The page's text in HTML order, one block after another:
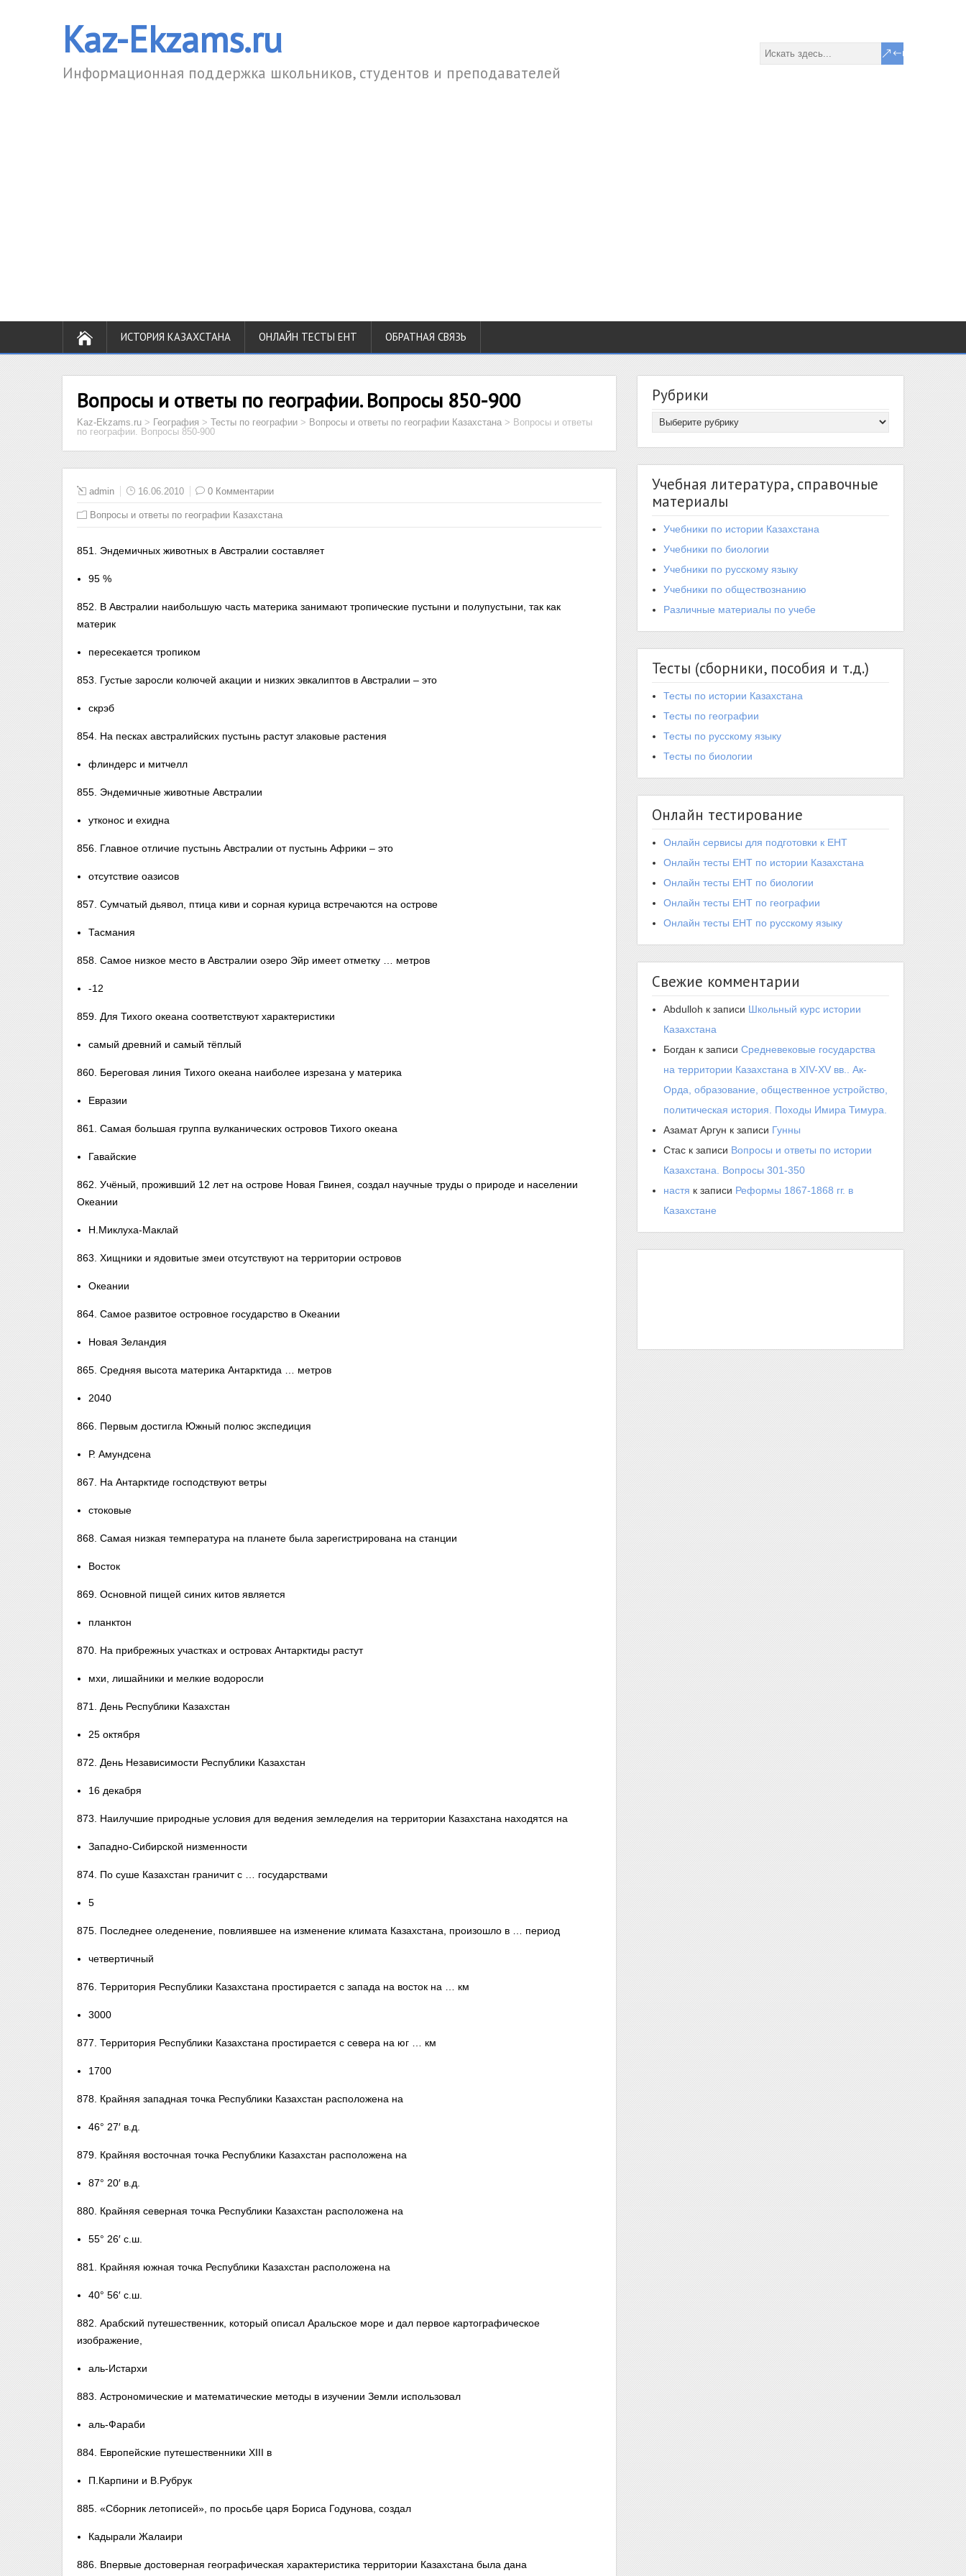
Kaz-Ekzams.ru
Информационная поддержка школьников, студентов и преподавателей
ИСТОРИЯ КАЗАХСТАНА ОНЛАЙН ТЕСТЫ ЕНТ ОБРАТНАЯ СВЯЗЬ
Вопросы и ответы по географии. Вопросы 850-900
Kaz-Ekzams.ru > География > Тесты по географии > Вопросы и ответы по географии Казахстана > Вопросы и ответы
по географии. Вопросы 850-900
admin 16.06.2010 0 Комментарии
Вопросы и ответы по географии Казахстана
851. Эндемичных животных в Австралии составляет
95 %
852. В Австралии наибольшую часть материка занимают тропические пустыни и полупустыни, так как
материк
пересекается тропиком
853. Густые заросли колючей акации и низких эвкалиптов в Австралии – это
скрэб
854. На песках австралийских пустынь растут злаковые растения
флиндерс и митчелл
855. Эндемичные животные Австралии
утконос и ехидна
856. Главное отличие пустынь Австралии от пустынь Африки – это
отсутствие оазисов
857. Сумчатый дьявол, птица киви и сорная курица встречаются на острове
Тасмания
858. Самое низкое место в Австралии озеро Эйр имеет отметку … метров
-12
859. Для Тихого океана соответствуют характеристики
самый древний и самый тёплый
860. Береговая линия Тихого океана наиболее изрезана у материка
Евразии
861. Самая большая группа вулканических островов Тихого океана
Гавайские
862. Учёный, проживший 12 лет на острове Новая Гвинея, создал научные труды о природе и населении
Океании
Н.Миклуха-Маклай
863. Хищники и ядовитые змеи отсутствуют на территории островов
Океании
864. Самое развитое островное государство в Океании
Новая Зеландия
865. Средняя высота материка Антарктида … метров
2040
866. Первым достигла Южный полюс экспедиция
Р. Амундсена
867. На Антарктиде господствуют ветры
стоковые
868. Самая низкая температура на планете была зарегистрирована на станции
Восток
869. Основной пищей синих китов является
планктон
870. На прибрежных участках и островах Антарктиды растут
мхи, лишайники и мелкие водоросли
871. День Республики Казахстан
25 октября
872. День Независимости Республики Казахстан
16 декабря
873. Наилучшие природные условия для ведения земледелия на территории Казахстана находятся на
Западно-Сибирской низменности
874. По суше Казахстан граничит с … государствами
5
875. Последнее оледенение, повлиявшее на изменение климата Казахстана, произошло в … период
четвертичный
876. Территория Республики Казахстана простирается с запада на восток на … км
3000
877. Территория Республики Казахстана простирается с севера на юг … км
1700
878. Крайняя западная точка Республики Казахстан расположена на
46° 27′ в.д.
879. Крайняя восточная точка Республики Казахстан расположена на
87° 20′ в.д.
880. Крайняя северная точка Республики Казахстан расположена на
55° 26′ с.ш.
881. Крайняя южная точка Республики Казахстан расположена на
40° 56′ с.ш.
882. Арабский путешественник, который описал Аральское море и дал первое картографическое
изображение,
аль-Истархи
883. Астрономические и математические методы в изучении Земли использовал
аль-Фараби
884. Европейские путешественники XIII в
П.Карпини и В.Рубрук
885. «Сборник летописей», по просьбе царя Бориса Годунова, создал
Кадырали Жалаири
886. Впервые достоверная географическая характеристика территории Казахстана была дана
Рубрики
Учебная литература, справочные
материалы
Учебники по истории Казахстана
Учебники по биологии
Учебники по русскому языку
Учебники по обществознанию
Различные материалы по учебе
Тесты (сборники, пособия и т.д.)
Тесты по истории Казахстана
Тесты по географии
Тесты по русскому языку
Тесты по биологии
Онлайн тестирование
Онлайн сервисы для подготовки к ЕНТ
Онлайн тесты ЕНТ по истории Казахстана
Онлайн тесты ЕНТ по биологии
Онлайн тесты ЕНТ по географии
Онлайн тесты ЕНТ по русскому языку
Свежие комментарии
Abdulloh к записи Школьный курс истории
Казахстана
Богдан к записи Средневековые государства
на территории Казахстана в XIV-XV вв.. Ак-
Орда, образование, общественное устройство,
политическая история. Походы Имира Тимура.
Азамат Аргун к записи Гунны
Стас к записи Вопросы и ответы по истории
Казахстана. Вопросы 301-350
настя к записи Реформы 1867-1868 гг. в
Казахстане